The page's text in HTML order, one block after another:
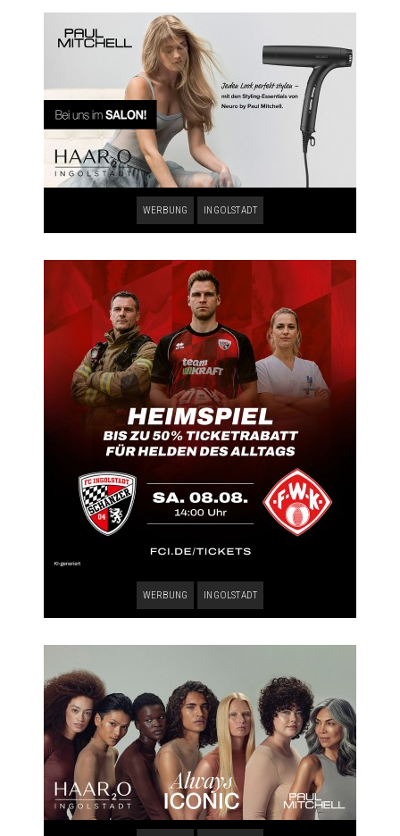
WERBUNG INGOLSTADT
WERBUNG INGOLSTADT